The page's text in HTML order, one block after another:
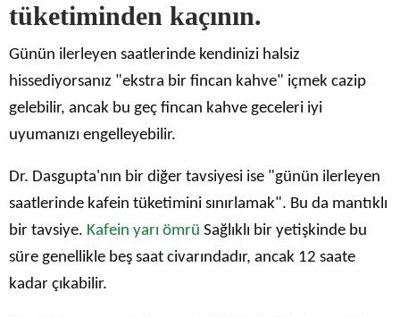
tüketiminden kaçının.
Günün ilerleyen saatlerinde kendinizi halsiz
hissediyorsanız "ekstra bir fincan kahve" içmek cazip
gelebilir, ancak bu geç fincan kahve geceleri iyi
uyumanızı engelleyebilir.
Dr. Dasgupta'nın bir diğer tavsiyesi ise "günün ilerleyen
saatlerinde kafein tüketimini sınırlamak". Bu da mantıklı
bir tavsiye. Kafein yarı ömrü Sağlıklı bir yetişkinde bu
süre genellikle beş saat civarındadır, ancak 12 saate
kadar çıkabilir.